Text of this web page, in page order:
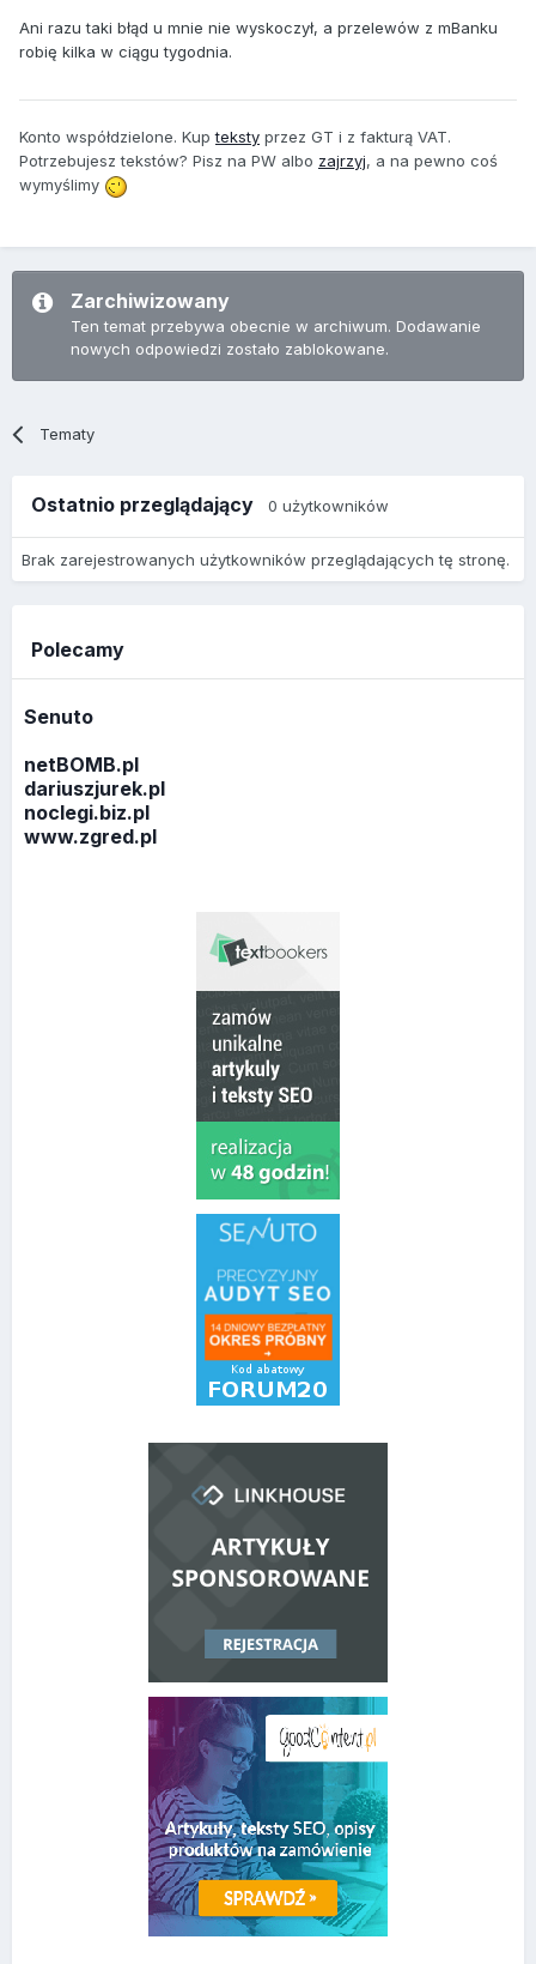
Ani razu taki błąd u mnie nie wyskoczył, a przelewów z mBanku
robię kilka w ciągu tygodnia.
Konto współdzielone. Kupteksty przez GT i z fakturą VAT.
Potrzebujesz tekstów? Pisz na PW albo zajrzyj, a na pewno coś
wymyślimy
Zarchiwizowany
Ten temat przebywa obecnie w archiwum. Dodawanie
nowych odpowiedzi zostało zablokowane.
Tematy
Ostatnio przeglądający 0 użytkowników
Brak zarejestrowanych użytkowników przeglądających tę stronę.
Polecamy
Senuto
netBOMB.pl
dariuszjurek.pl
noclegi.biz.pl
www.zgred.pl